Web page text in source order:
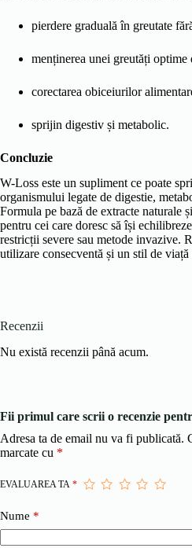
pierdere graduală în greutate
menținerea unei greutăți optime
corectarea obiceiurilor
sprijin digestiv și metabolic.
Concluzie
W-Loss este un supliment ce poate
organismului legate de digestie,
Formula pe bază de extracte naturale
pentru cei care doresc să își
restricții severe sau metode invazive.
utilizare consecventă și un stil de viață
Recenzii
Nu există recenzii până acum.
Fii primul care scrii o recenzie
Adresa ta de email nu va fi publicată.
marcate cu *
EVALUAREA TA *
Nume *